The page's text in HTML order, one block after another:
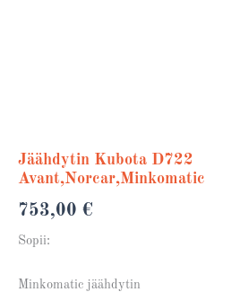
Jäähdytin Kubota D722
Avant,Norcar,Minkomatic
753,00 €
Sopii:
Minkomatic jäähdytin